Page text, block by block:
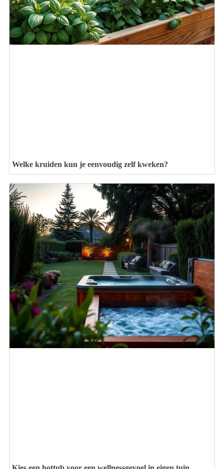
Welke kruiden kun je eenvoudig zelf kweken?